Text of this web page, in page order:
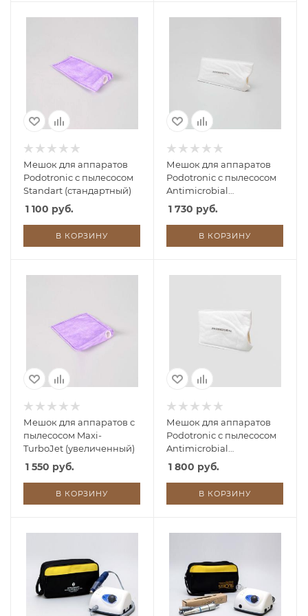
Мешок для аппаратов
Podotronic с пылесосом
Standart (стандартный)
1 100 руб.
В КОРЗИНУ
Мешок для аппаратов
Podotronic с пылесосом
Antimicrobial
(антибактериальный)
1 730 руб.
В КОРЗИНУ
Мешок для аппаратов с
пылесосом Maxi-
TurboJet (увеличенный)
1 550 руб.
В КОРЗИНУ
Мешок для аппаратов
Podotronic с пылесосом
Antimicrobial
(антибактериальный
1 800 руб.
В КОРЗИНУ